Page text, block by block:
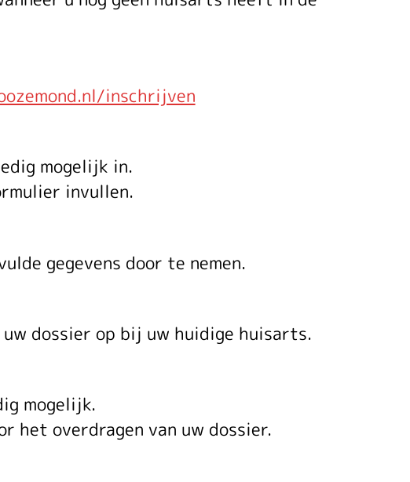
inschrijven
mogelijk in.
invullen.
gegevens door te nemen.
dossier op bij uw huidige huisarts.
mogelijk.
het overdragen van uw dossier.